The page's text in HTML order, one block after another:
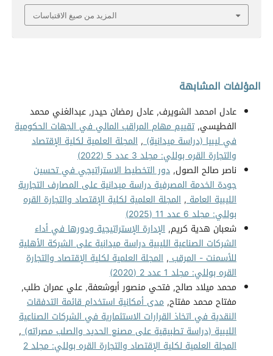
المزيد من صيغ الاقتباسات
المؤلفات المشابهة
عادل امحمد الشويرف, عادل رمضان حيدر, عبدالغني محمد
الفطيسي, تقييم مهام المراقب المالي في الجهات الحكومية
في ليبيا (دراسة ميدانية), المجلة العلمية لكلية الإقتصاد
والتجارة القره بوللي: مجلد 3 عدد 5 (2022)
ناصر صالح الصول, دور التخطيط الاستراتيجي في تحسين
جودة الخدمة المصرفية دراسة ميدانية على المصارف التجارية
الليبية العامة, المجلة العلمية لكلية الإقتصاد والتجارة القره
بوللي: مجلد 6 عدد 11 (2025)
شعبان هدية كريم, الإدارة الإستراتيجية ودورها في أداء
الشركات الصناعية الليبية دراسة ميدانية على الشركة الأهلية
للأسمنت - المرقب, المجلة العلمية لكلية الإقتصاد والتجارة
القره بوللي: مجلد 1 عدد 2 (2020)
محمد ميلاد صالح, فتحي منصور أبوشعفة, علي عمران طلب,
مفتاح محمد مفتاح, مدى أمكانية استخدام قائمة التدفقات
النقدية في اتخاذ القرارات الاستثمارية في الشركات الصناعية
الليبية (دراسة تطبيقية على مصنع الحديد والصلب مصراته),
المجلة العلمية لكلية الإقتصاد والتجارة القره بوللي: مجلد 2